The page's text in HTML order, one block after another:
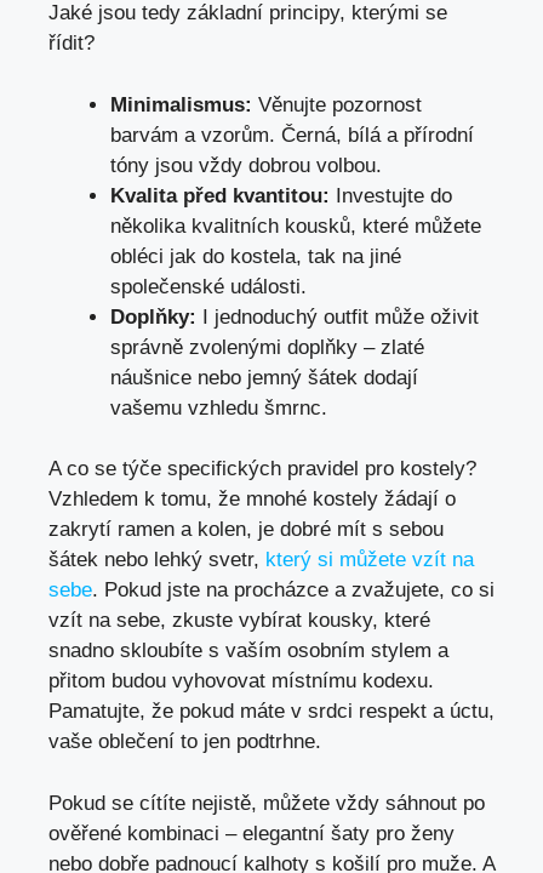
Jaké jsou tedy základní principy, kterými se
řídit?
Minimalismus: Věnujte pozornost
barvám a vzorům. Černá, bílá a přírodní
tóny jsou vždy dobrou volbou.
Kvalita před kvantitou: Investujte do
několika kvalitních kousků, které můžete
obléci jak do kostela, tak na jiné
společenské události.
Doplňky: I jednoduchý outfit může oživit
správně zvolenými doplňky – zlaté
náušnice nebo jemný šátek dodají
vašemu vzhledu šmrnc.
A co se týče specifických pravidel pro kostely?
Vzhledem k tomu, že mnohé kostely žádají o
zakrytí ramen a kolen, je dobré mít s sebou
šátek nebo lehký svetr, který si můžete vzít na
sebe. Pokud jste na procházce a zvažujete, co si
vzít na sebe, zkuste vybírat kousky, které
snadno skloubíte s vaším osobním stylem a
přitom budou vyhovovat místnímu kodexu.
Pamatujte, že pokud máte v srdci respekt a úctu,
vaše oblečení to jen podtrhne.
Pokud se cítíte nejistě, můžete vždy sáhnout po
ověřené kombinaci – elegantní šaty pro ženy
nebo dobře padnoucí kalhoty s košilí pro muže. A